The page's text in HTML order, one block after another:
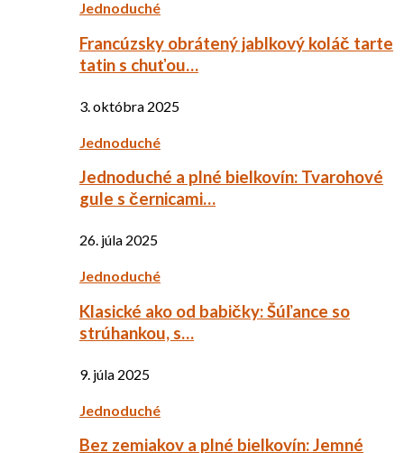
Jednoduché
Francúzsky obrátený jablkový koláč tarte
tatin s chuťou…
3. októbra 2025
Jednoduché
Jednoduché a plné bielkovín: Tvarohové
gule s černicami…
26. júla 2025
Jednoduché
Klasické ako od babičky: Šúľance so
strúhankou, s…
9. júla 2025
Jednoduché
Bez zemiakov a plné bielkovín: Jemné